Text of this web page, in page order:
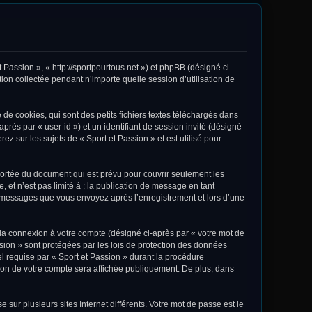
», « http://sportpourtous.net ») et phpBB (désigné ci-
collectée pendant n’importe quelle session d’utilisation de
cookies, qui sont des petits fichiers textes téléchargés dans
par « user-id ») et un identifiant de session invité (désigné
sur les sujets de « Sport et Passion » et est utilisé pour
du document qui est prévu pour couvrir seulement les
n’est pas limité à : la publication de message en tant
que vous envoyez après l’enregistrement et lors d’une
connexion à votre compte (désigné ci-après par « votre mot de
» sont protégées par les lois de protection des données
requise par « Sport et Passion » durant la procédure
de votre compte sera affichée publiquement. De plus, dans
sur plusieurs sites Internet différents. Votre mot de passe est le